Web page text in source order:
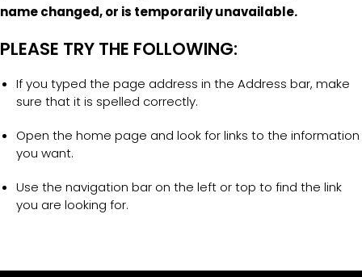
name changed, or is temporarily unavailable.
PLEASE TRY THE FOLLOWING:
If you typed the page address in the Address bar, make
sure that it is spelled correctly.
Open the home page and look for links to the information
you want.
Use the navigation bar on the left or top to find the link
you are looking for.